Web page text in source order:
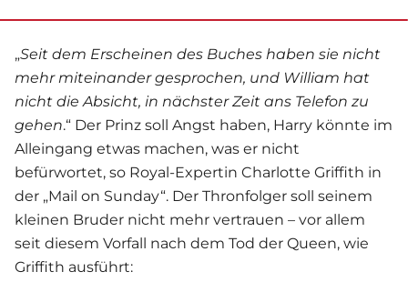
„Seit dem Erscheinen des Buches haben sie nicht
mehr miteinander gesprochen, und William hat
nicht die Absicht, in nächster Zeit ans Telefon zu
gehen.“ Der Prinz soll Angst haben, Harry könnte im
Alleingang etwas machen, was er nicht
befürwortet, so Royal-Expertin Charlotte Griffith in
der „Mail on Sunday“. Der Thronfolger soll seinem
kleinen Bruder nicht mehr vertrauen – vor allem
seit diesem Vorfall nach dem Tod der Queen, wie
Griffith ausführt: